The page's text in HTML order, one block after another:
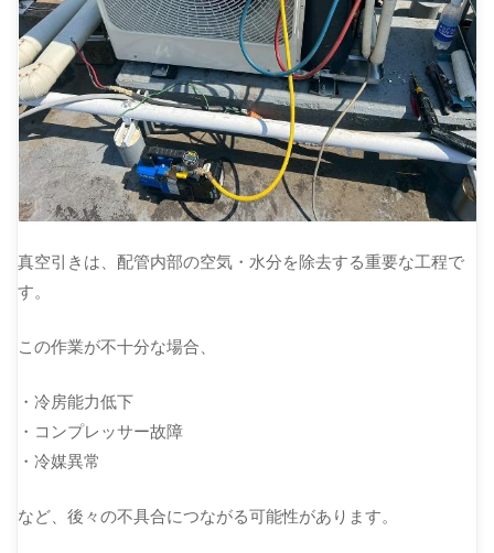
真空引きは、配管内部の空気・水分を除去する重要な工程で
す。
この作業が不十分な場合、
・冷房能力低下
・コンプレッサー故障
・冷媒異常
など、後々の不具合につながる可能性があります。